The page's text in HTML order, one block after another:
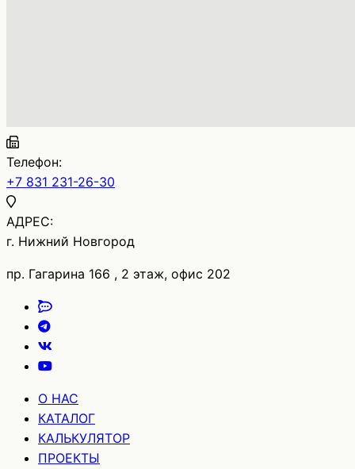
Телефон:
+7 831 231-26-30
АДРЕС:
г. Нижний Новгород
пр. Гагарина 166 , 2 этаж, офис 202
О НАС
КАТАЛОГ
КАЛЬКУЛЯТОР
ПРОЕКТЫ